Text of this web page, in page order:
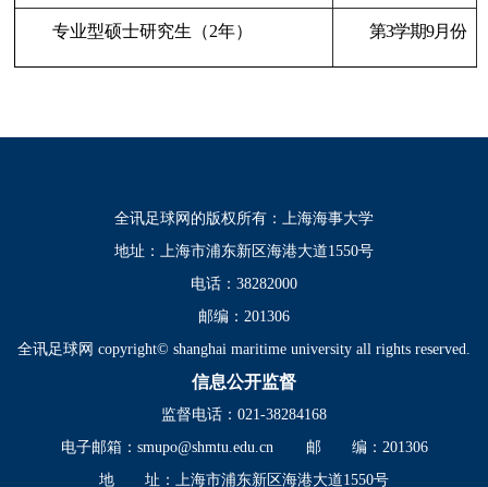
专业型硕士研究生（2年） 第3学期9月份
全讯足球网的版权所有：上海海事大学
地址：上海市浦东新区海港大道1550号
电话：38282000
邮编：201306
全讯足球网 copyright© shanghai maritime university all rights reserved.
信息公开监督
监督电话：021-38284168
电子邮箱： smupo@shmtu.edu.cn
邮 编：201306
地 址：上海市浦东新区海港大道1550号